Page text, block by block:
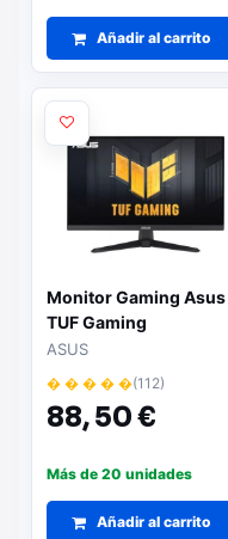
Añadir al carrito
Monitor Gaming Asus
TUF Gaming
VG249QE5A 23,8"/ Full
HD/ 1ms/ 144Hz/ IPS/
Multimedia/ Negro
ASUS
� � � � �(112)
88,50 €
Más de 20 unidades
Añadir al carrito